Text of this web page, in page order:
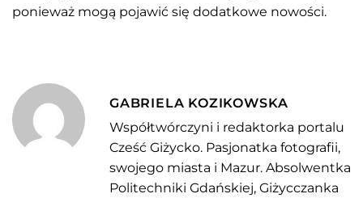
ponieważ mogą pojawić się dodatkowe nowości.
GABRIELA KOZIKOWSKA
Współtwórczyni i redaktorka portalu
Cześć Giżycko. Pasjonatka fotografii,
swojego miasta i Mazur. Absolwentka
Politechniki Gdańskiej, Giżycczanka